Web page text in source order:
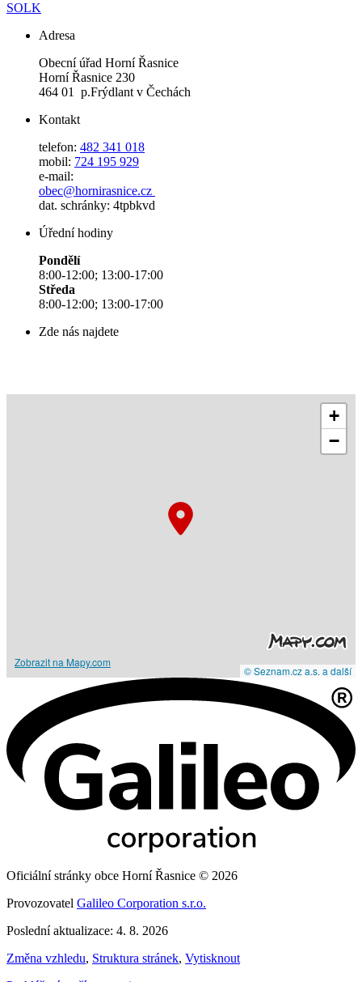
SOLK
Adresa
Obecní úřad Horní Řasnice
Horní Řasnice 230
464 01 p.Frýdlant v Čechách
Kontakt
telefon: 482 341 018
mobil: 724 195 929
e-mail:
obec@hornirasnice.cz
dat. schránky: 4tpbkvd
Úřední hodiny
Pondělí
8:00-12:00; 13:00-17:00
Středa
8:00-12:00; 13:00-17:00
Zde nás najdete
+
−
Zobrazit na Mapy.com
© Seznam.cz a.s. a další
Oficiální stránky obce Horní Řasnice © 2026
Provozovatel Galileo Corporation s.r.o.
Poslední aktualizace: 4. 8. 2026
Změna vzhledu, Struktura stránek, Vytisknout